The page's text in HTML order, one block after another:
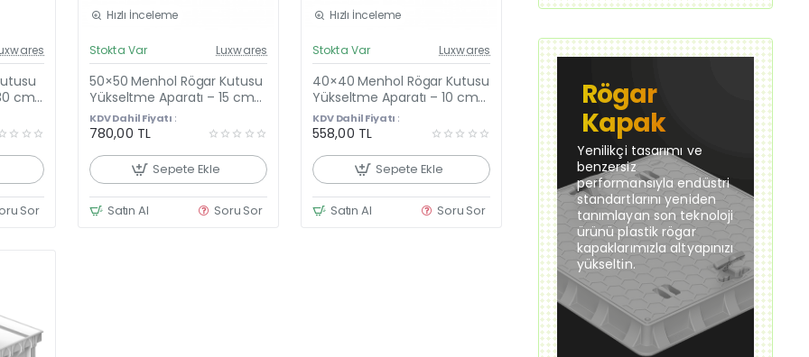
Ürün
cm
X
Sor
Hızlı İnceleme
Yeni Ürün
Stokta Var Luxwares
50×50 Menhol Rögar Kutusu
Yükseltme Aparatı – 15 cm
Yükseltici Çerçeve + Plastik
Kapağı
KDV Dahil Fiyatı :
780,00 TL
Sepete Ekle
Satın Al Soru Sor
Hızlı İnceleme
Yeni Ürün
Stokta Var Luxwares
40×40 Menhol Rögar Kutusu
Yükseltme Aparatı – 10 cm
Yükseltici Çerçeve + Plastik
Kapağı
KDV Dahil Fiyatı :
558,00 TL
Sepete Ekle
Satın Al Soru Sor
Rögar
Kapak
Yenilikçi tasarımı ve
benzersiz
performansıyla endüstri
standartlarını yeniden
tanımlayan son teknoloji
ürünü plastik rögar
kapaklarımızla altyapınızı
yükseltin.